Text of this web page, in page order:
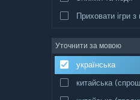
Приховати ігри
Уточнити за мовою
українська
китайська